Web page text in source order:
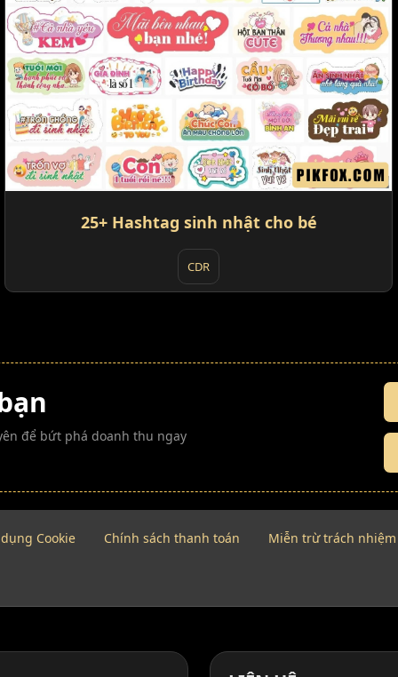
25+ Hashtag sinh nhật cho bé
CDR
để bứt phá doanh thu ngay
Cookie Chính sách thanh toán Miễn trừ trách nhiệm